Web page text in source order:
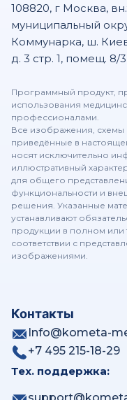
Пакет
Пакет
Пакет Дентал
Маммография
Обзор Web
108820, г Москва,
муниципальный
Коммунарка, ш.
д. 3 стр. 1, помещ. 8/3
Программный продукт,
использования
профессионалами.
Все изображения, схемы
приведённые в
носят исключительно
иллюстративный
для общего
функциональности и
решения. Указанные
устанавливают
продукции в полном или
соответствии с
изображениями.
Контакты
Info@kometa-
+7 495 215-18-29
Тех. поддержка: